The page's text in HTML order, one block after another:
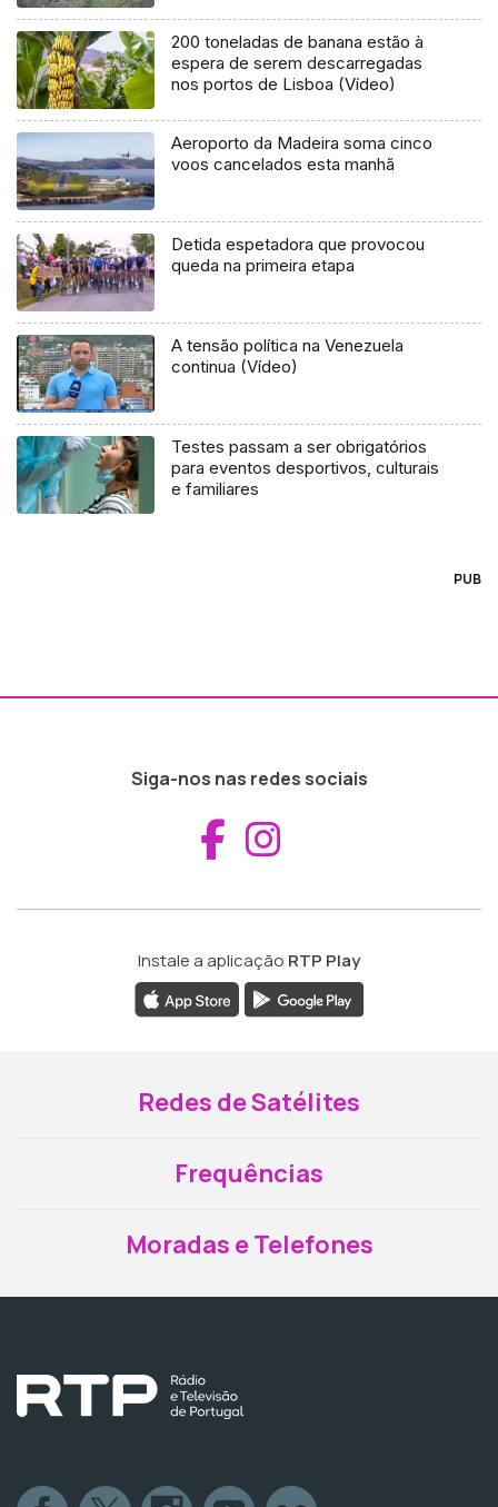
200 toneladas de banana estão à
espera de serem descarregadas
nos portos de Lisboa (Vídeo)
Aeroporto da Madeira soma cinco
voos cancelados esta manhã
Detida espetadora que provocou
queda na primeira etapa
A tensão política na Venezuela
continua (Vídeo)
Testes passam a ser obrigatórios
para eventos desportivos, culturais
e familiares
PUB
Siga-nos nas redes sociais
Aceder ao
Instale a aplicação RTP Play
Redes de Satélites
Frequências
Moradas e Telefones